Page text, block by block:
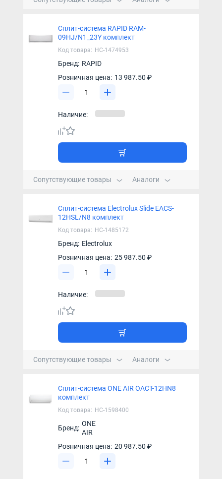
Сплит-система RAPID RAM-
09HJ/N1_23Y комплект
Код товара: НС-1474953
Бренд: RAPID
Розничная цена: 13 987.50 ₽
Наличие:
Сопутствующие товары Аналоги
Сплит-система Electrolux Slide EACS-
12HSL/N8 комплект
Код товара: НС-1485172
Бренд: Electrolux
Розничная цена: 25 987.50 ₽
Наличие:
Сопутствующие товары Аналоги
Сплит-система ONE AIR OACT-12HN8
комплект
Код товара: НС-1598400
Бренд:
ONE
AIR
Розничная цена: 20 987.50 ₽